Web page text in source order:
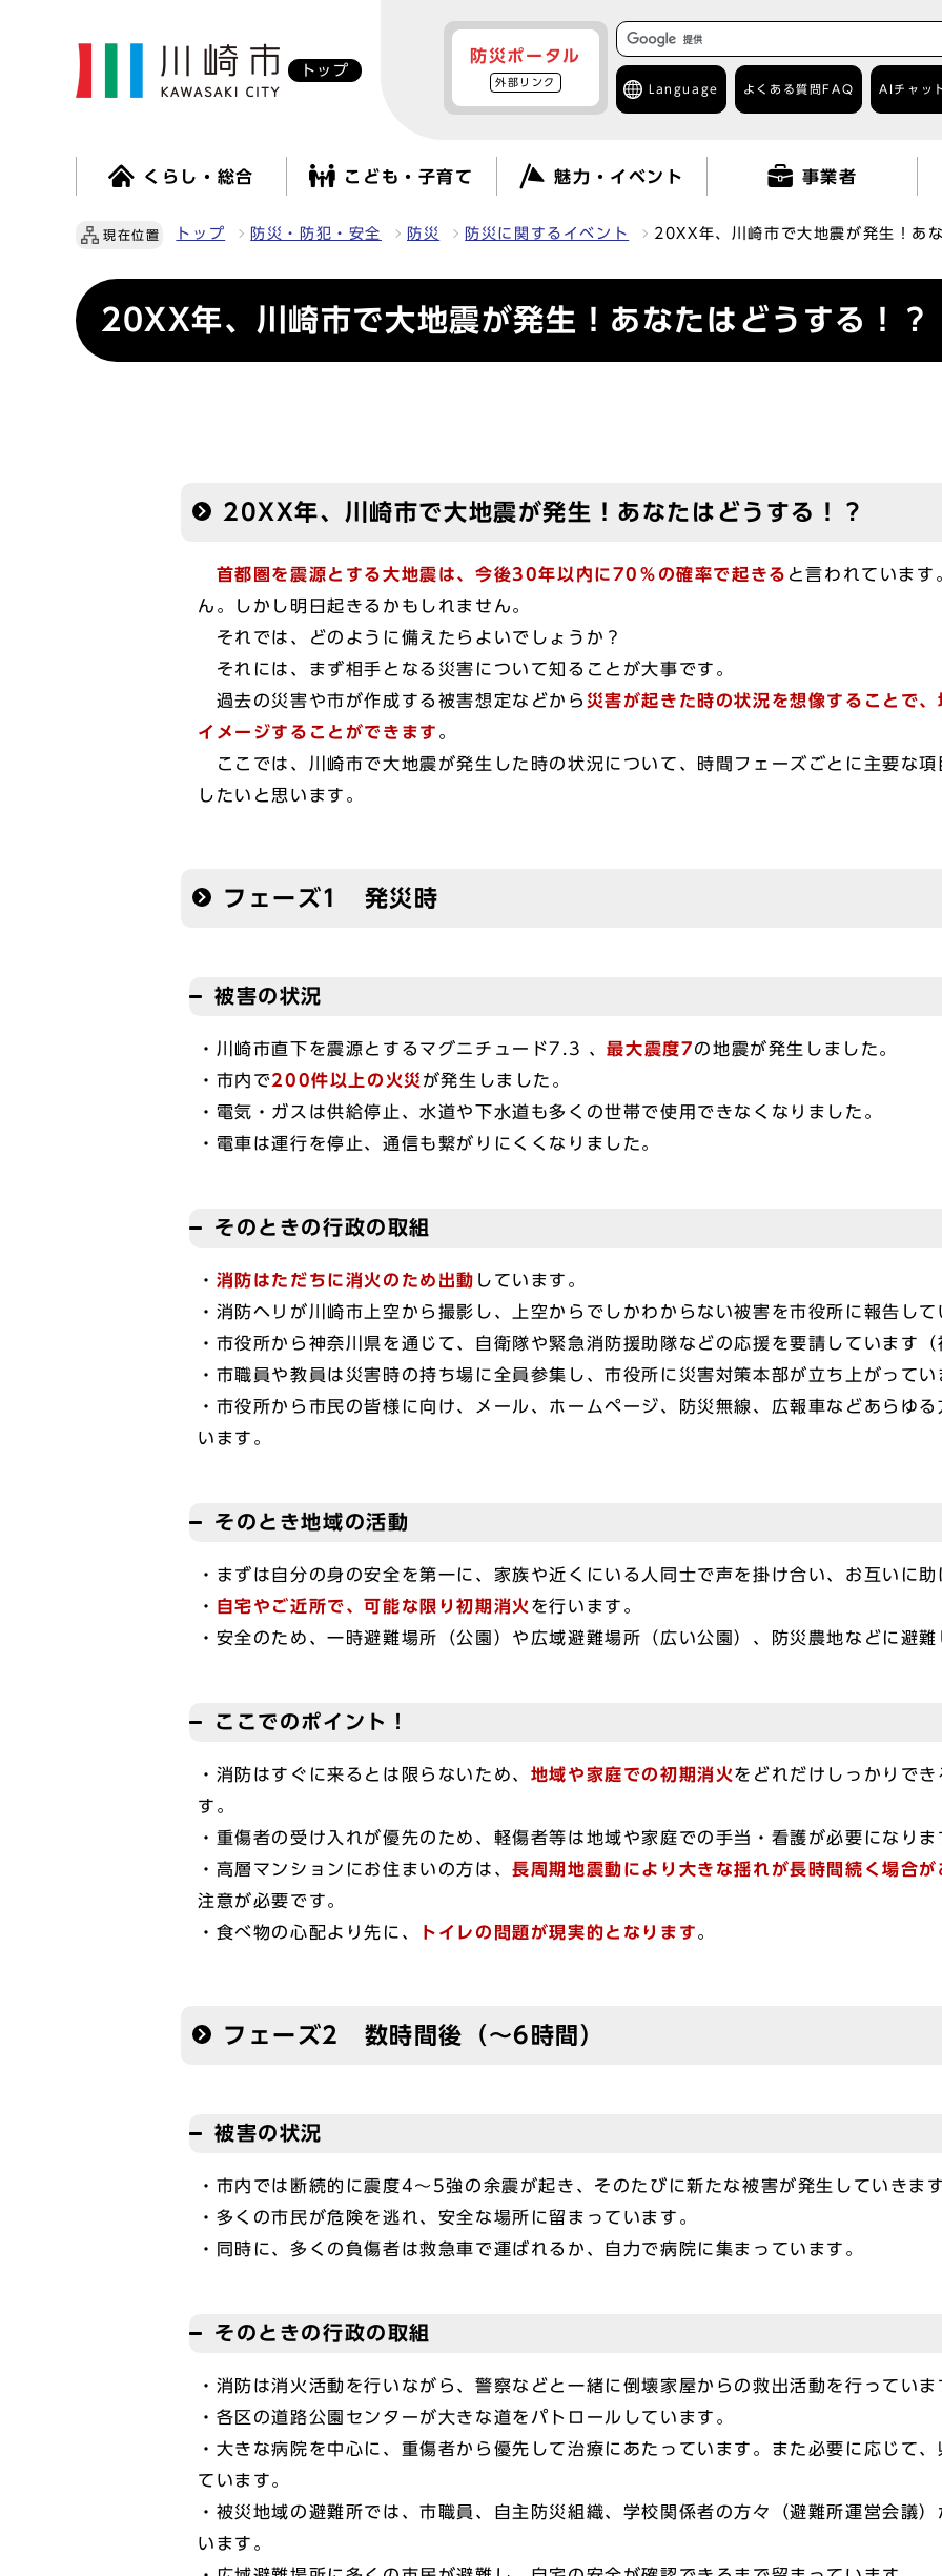
トップ
防災ポータル
外部リンク
Language よくある質問 FAQ AIチャッ
くらし・総合 こども・子育て 魅力・イベント 事業者
現在位置 トップ 防災・防犯・安全 防災 防災に関するイベント 20XX年、川崎市で大地震が発生！あ
20XX年、川崎市で大地震が発生！あなたはどうする！？
20XX年、川崎市で大地震が発生！あなたはどうする！？
首都圏を震源とする大地震は、今後30年以内に70％の確率で起きる と言われていま
ん。しかし明日起きるかもしれません。
それでは、どのように備えたらよいでしょうか？
それには、まず相手となる災害について知ることが大事です。
過去の災害や市が作成する被害想定などから 災害が起きた時の状況を想像することで
イメージすることができます 。
ここでは、川崎市で大地震が発生した時の状況について、時間フェーズごとに主要な
したいと思います。
フェーズ1 発災時
被害の状況
・川崎市直下を震源とするマグニチュード7.3 、最大震度7の地震が発生しました。
・市内で200件以上の火災 が発生しました。
・電気・ガスは供給停止、水道や下水道も多くの世帯で使用できなくなりました。
・電車は運行を停止、通信も繋がりにくくなりました。
そのときの行政の取組
・ 消防はただちに消火のため出動 しています。
・消防ヘリが川崎市上空から撮影し、上空からでしかわからない被害を市役所に報告し
・市役所から神奈川県を通じて、自衛隊や緊急消防援助隊などの応援を要請しています
・市職員や教員は災害時の持ち場に全員参集し、市役所に災害対策本部が立ち上がってい
・市役所から市民の皆様に向け、メール、ホームページ、防災無線、広報車などあらゆ
います。
そのとき地域の活動
・まずは自分の身の安全を第一に、家族や近くにいる人同士で声を掛け合い、お互いに
・
自宅やご近所で、可能な限り初期消火 を行います。
・安全のため、一時避難場所（公園）や広域避難場所（広い公園）、防災農地などに避
ここでのポイント！
・消防はすぐに来るとは限らないため、 地域や家庭での初期消火をどれだけしっかりで
す。
・重傷者の受け入れが優先のため、軽傷者等は地域や家庭での手当・看護が必要になりま
・高層マンションにお住まいの方は、長周期地震動により大きな揺れが長時間続く場合が
注意が必要です。
・食べ物の心配より先に、
トイレの問題が現実的となります。
フェーズ2 数時間後（～6時間）
被害の状況
・市内では断続的に震度4～5強の余震が起き、そのたびに新たな被害が発生していきま
・多くの市民が危険を逃れ、安全な場所に留まっています。
・同時に、多くの負傷者は救急車で運ばれるか、自力で病院に集まっています。
そのときの行政の取組
・消防は消火活動を行いながら、警察などと一緒に倒壊家屋からの救出活動を行っていま
・各区の道路公園センターが大きな道をパトロールしています。
・大きな病院を中心に、重傷者から優先して治療にあたっています。また必要に応じて
ています。
・被災地域の避難所では、市職員、自主防災組織、学校関係者の方々（避難所運営会議
います。